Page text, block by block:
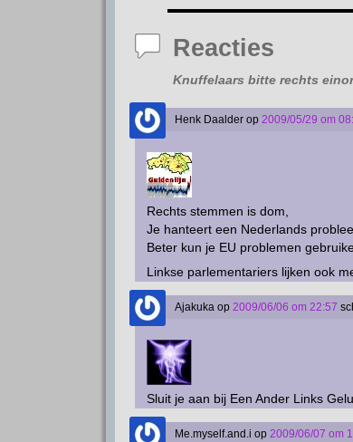
A
p
r
m
o
d
Reacties
Knuffelaars bitte rechts
Henk Daalderop 2009/05/29 om
Rechts stemmen is dom,
Je hanteert een Nederlands
Beter kun je EU problemen
Linkse parlementariers lijken ook
Ajakukaop 2009/06/06 om 22:57
Sluit je aan bij Een Ander Links
Me.myself.and.i op 2009/06/07 om